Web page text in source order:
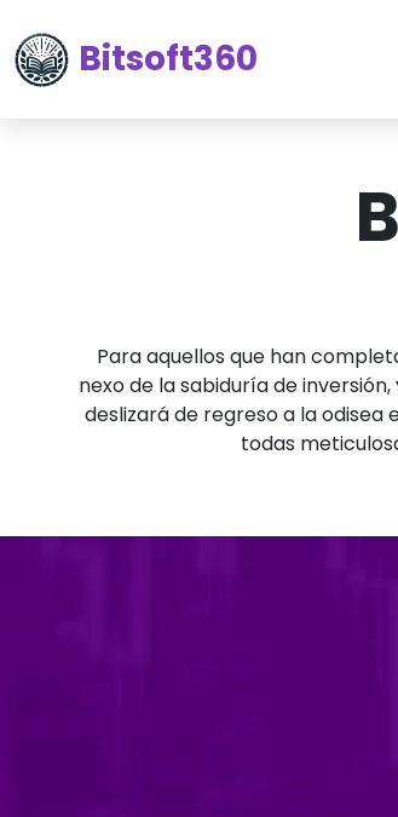
Bitsoft360
Para aquellos que han
nexo de la sabiduría de
deslizará de regreso a la
todas